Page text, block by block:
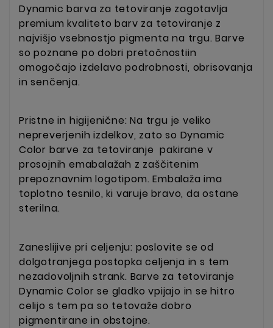
Dynamic barva za tetoviranje zagotavlja
premium kvaliteto barv za tetoviranje z
najvišjo vsebnostjo pigmenta na trgu. Barve
so poznane po dobri pretočnostiin
omogočajo izdelavo podrobnosti, obrisovanja
in senčenja.
Pristne in higijenične: Na trgu je veliko
nepreverjenih izdelkov, zato so Dynamic
Color barve za tetoviranje pakirane v
prosojnih emabalažah z zaščitenim
prepoznavnim logotipom. Embalaža ima
toplotno tesnilo, ki varuje bravo, da ostane
sterilna.
Zaneslijive pri celjenju: poslovite se od
dolgotranjega postopka celjenja in s tem
nezadovoljnih strank. Barve za tetoviranje
Dynamic Color se gladko vpijajo in se hitro
celijo s tem pa so tetovaže dobro
pigmentirane in obstojne.